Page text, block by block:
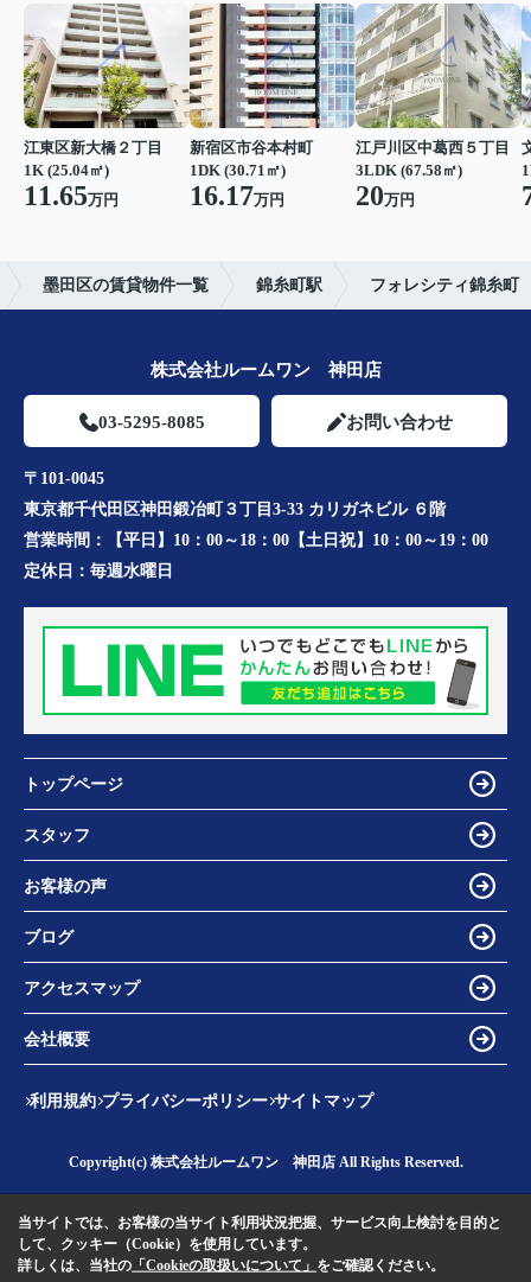
江東区新大橋２丁目
1K (25.04㎡)
11.65万円
新宿区市谷本村町
1DK (30.71㎡)
16.17万円
江戸川区中葛西５丁目
3LDK (67.58㎡)
20万円
墨田区の賃貸物件一覧 錦糸町駅 フォレシティ錦糸町
株式会社ルームワン 神田店
03-5295-8085 お問い合わせ
〒101-0045
東京都千代田区神田鍛冶町３丁目3-33 カリガネビル ６階
営業時間：
【平日】10：00～18：00【土日祝】10：00～19：00
定休日： 毎週水曜日
トップページ
スタッフ
お客様の声
ブログ
アクセスマップ
会社概要
利用規約 プライバシーポリシー サイトマップ
Copyright(c) 株式会社ルームワン 神田店 All Rights Reserved.
当サイトでは、お客様の当サイト利用状況把握、サービス向上検討を目的と
して、クッキー（Cookie）を使用しています。
詳しくは、当社の 「Cookieの取扱いについて」 をご確認ください。